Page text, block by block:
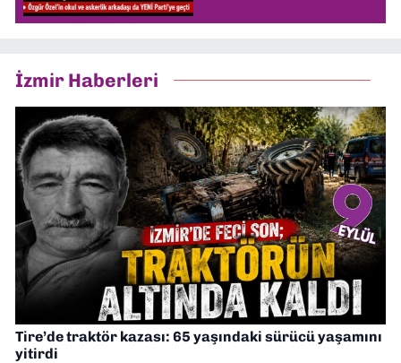
İzmir Haberleri
Tire’de traktör kazası: 65 yaşındaki sürücü yaşamını
yitirdi